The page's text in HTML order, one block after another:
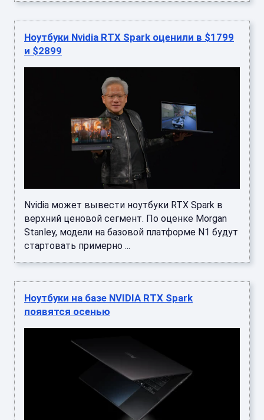
Ноутбуки Nvidia RTX Spark оценили в $1799
и $2899
Nvidia может вывести ноутбуки RTX Spark в
верхний ценовой сегмент. По оценке Morgan
Stanley, модели на базовой платформе N1 будут
стартовать примерно ...
Ноутбуки на базе NVIDIA RTX Spark
появятся осенью